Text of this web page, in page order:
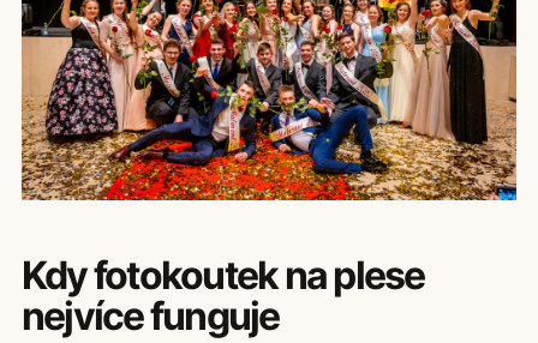
Kdy fotokoutek na plese
nejvíce funguje